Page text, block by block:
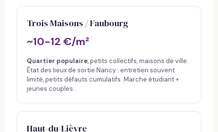
Trois Maisons / Faubourg
~10-12 €/m²
Quartier populaire, petits collectifs, maisons de ville.
État des lieux de sortie Nancy : entretien souvent
limité, petits défauts cumulatifs. Marche étudiant +
jeunes couples.
Haut-du-Lièvre